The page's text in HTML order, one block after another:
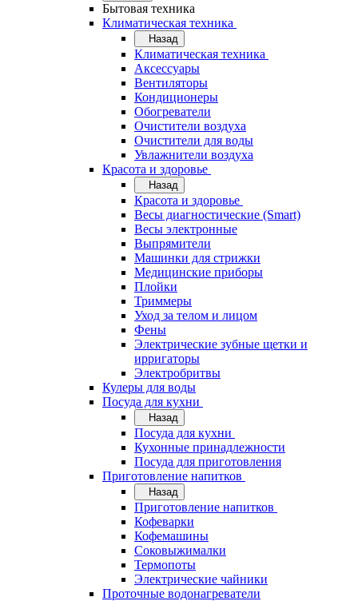
Бытовая техника
Климатическая техника
Назад
Климатическая техника
Аксессуары
Вентиляторы
Кондиционеры
Обогреватели
Очистители воздуха
Очистители для воды
Увлажнители воздуха
Красота и здоровье
Назад
Красота и здоровье
Весы диагностические (Smart)
Весы электронные
Выпрямители
Машинки для стрижки
Медицинские приборы
Плойки
Триммеры
Уход за телом и лицом
Фены
Электрические зубные щетки и
ирригаторы
Электробритвы
Кулеры для воды
Посуда для кухни
Назад
Посуда для кухни
Кухонные принадлежности
Посуда для приготовления
Приготовление напитков
Назад
Приготовление напитков
Кофеварки
Кофемашины
Соковыжималки
Термопоты
Электрические чайники
Проточные водонагреватели